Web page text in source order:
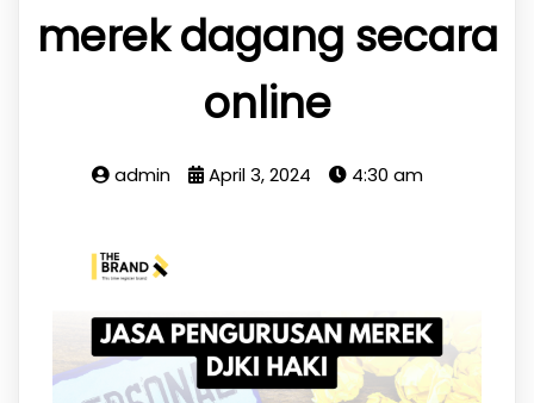
merek dagang secara
online
admin April 3, 2024 4:30 am